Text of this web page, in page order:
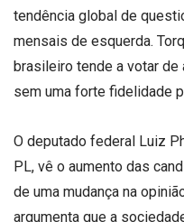
tendência global de
mensais de esquerda.
brasileiro tende a votar
sem uma forte fidelidade
O deputado federal Luiz
PL, vê o aumento das
de uma mudança na
argumenta que a